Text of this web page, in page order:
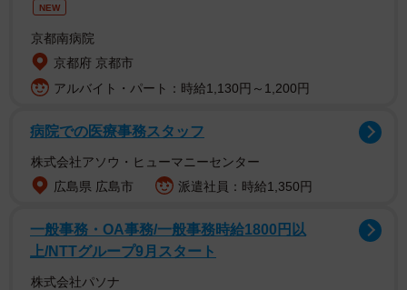
（M_A_paintman）さんに話を聞きました。
NEW
京都南病院
京都府 京都市
アルバイト・パート：時給1,130円～1,200円
病院での医療事務スタッフ
株式会社アソウ・ヒューマニーセンター
広島県 広島市
派遣社員：時給1,350円
一般事務・OA事務/一般事務時給1800円以
上/NTTグループ9月スタート
株式会社パソナ